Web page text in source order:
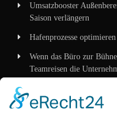
Umsatzbooster
Saison verlängern
Hafenprozesse
Wenn das Büro zur
Teamreisen die
Mittelstandskonzepte